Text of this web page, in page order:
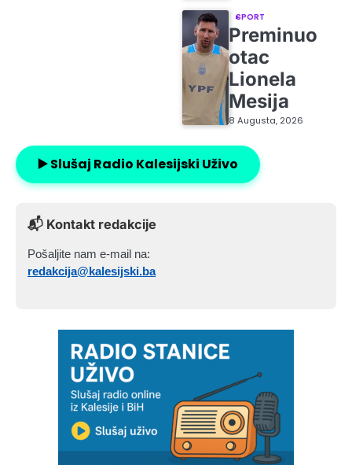
SPORT
Preminuo
otac
Lionela
Mesija
8 Augusta, 2026
▶️ Slušaj Radio Kalesijski Uživo
📬 Kontakt redakcije
Pošaljite nam e-mail na:
redakcija@kalesijski.ba